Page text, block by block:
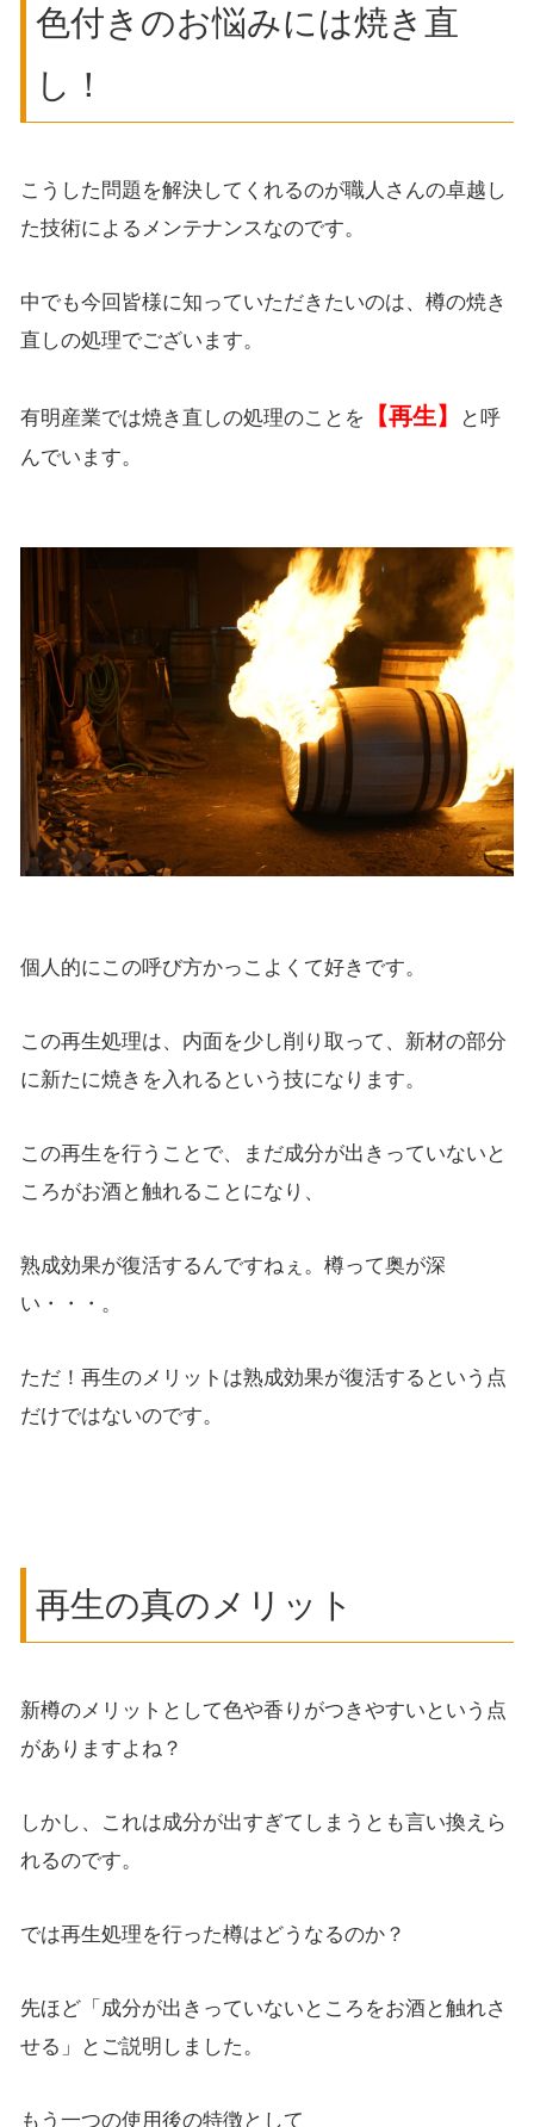
色付きのお悩みには焼き直
し！
こうした問題を解決してくれるのが職人さんの卓越し
た技術によるメンテナンスなのです。
中でも今回皆様に知っていただきたいのは、樽の焼き
直しの処理でございます。
有明産業では焼き直しの処理のことを 【再生】
と呼
んでいます。
個人的にこの呼び方かっこよくて好きです。
この再生処理は、内面を少し削り取って、新材の部分
に新たに焼きを入れるという技になります。
この再生を行うことで、まだ成分が出きっていないと
ころがお酒と触れることになり、
熟成効果が復活するんですねぇ。樽って奥が深
い・・・。
ただ！再生のメリットは熟成効果が復活するという点
だけではないのです。
再生の真のメリット
新樽のメリットとして色や香りがつきやすいという点
がありますよね？
しかし、これは成分が出すぎてしまうとも言い換えら
れるのです。
では再生処理を行った樽はどうなるのか？
先ほど「成分が出きっていないところをお酒と触れさ
せる」とご説明しました。
もう一つの使用後の特徴として